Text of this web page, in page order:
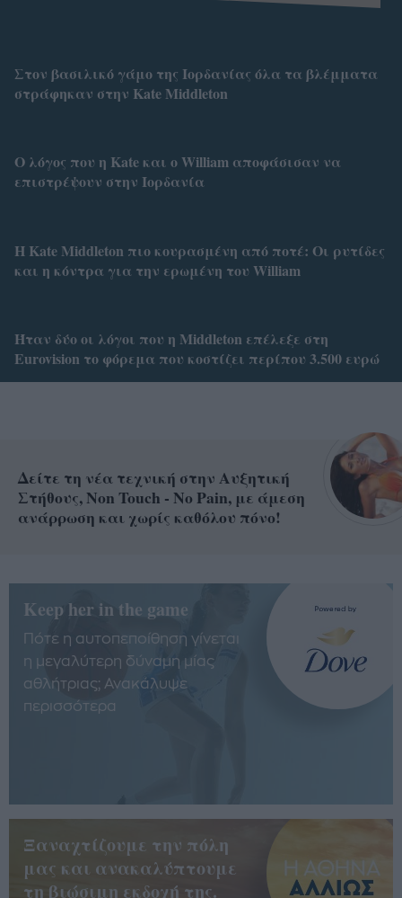
Στον βασιλικό γάμο της Ιορδανίας όλα τα βλέμματα
στράφηκαν στην Kate Middleton
Ο λόγος που η Kate και ο William αποφάσισαν να
επιστρέψουν στην Ιορδανία
Η Kate Middleton πιο κουρασμένη από ποτέ: Οι ρυτίδες
και η κόντρα για την ερωμένη του William
Ήταν δύο οι λόγοι που η Middleton επέλεξε στη
Eurovision το φόρεμα που κοστίζει περίπου 3.500 ευρώ
Δείτε τη νέα τεχνική στην Αυξητική
Στήθους, Non Touch - No Pain, με άμεση
ανάρρωση και χωρίς καθόλου πόνο!
Keep her in the game
Πότε η αυτοπεποίθηση γίνεται
η μεγαλύτερη δύναμη μίας
αθλήτριας; Ανακάλυψε
περισσότερα
Ξαναχτίζουμε την πόλη
μας και ανακαλύπτουμε
τη βιώσιμη εκδοχή της.